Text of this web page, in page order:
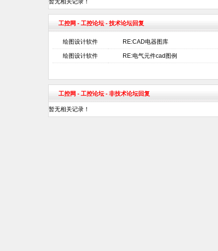
暂无相关记录！
工控网 - 工控论坛- 技术论坛回复
绘图设计软件 RE:CAD电器图库
绘图设计软件 RE:电气元件cad图例
工控网 - 工控论坛- 非技术论坛回复
暂无相关记录！